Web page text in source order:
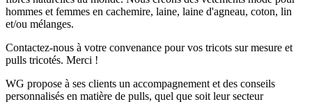
hommes et femmes en cachemire, laine, laine d'agneau, coton, lin
et/ou mélanges.
Contactez-nous à votre convenance pour vos tricots sur mesure et
pulls tricotés. Merci !
WG propose à ses clients un accompagnement et des conseils
personnalisés en matière de pulls, quel que soit leur secteur